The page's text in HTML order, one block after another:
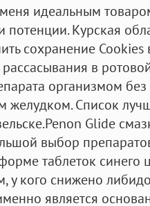
идеальным
потенции. Курская
сохранение
в
организмом
желудком. Список
Glide
выбор
таблеток синего
у кого снижено
является